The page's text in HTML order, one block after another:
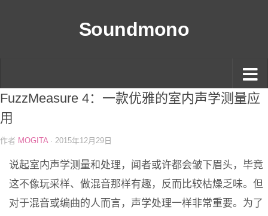
Soundmono
FuzzMeasure 4：一款优雅的室内声学测量应
用
作者 MOGITA· 2015年12月29日
说起室内声学测量和处理，闻者或许都会皱下眉头，毕竟
这不像玩采样、做混音那样有趣，反而比较枯燥乏味。但
对于混音或编曲的人而言，声学处理一样非常重要。为了